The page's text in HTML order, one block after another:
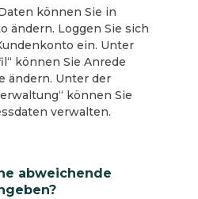
können Sie in
ändern. Loggen Sie sich
ein. Unter
können Sie Anrede
ändern. Unter der
können Sie
verwalten.
abweichende